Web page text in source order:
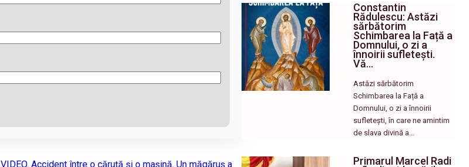
VIDEO. Accident între o căruță și o mașină. Un măgăruș a
Constantin
Rădulescu: Astăzi
sărbătorim
Schimbarea la Față a
Domnului, o zi a
înnoirii sufletești.
Vă…
Astăzi sărbătorim
Schimbarea la Față a
Domnului, o zi a înnoirii
sufletești, în care ne amintim
de slava divină a…
Primarul Marcel Radi